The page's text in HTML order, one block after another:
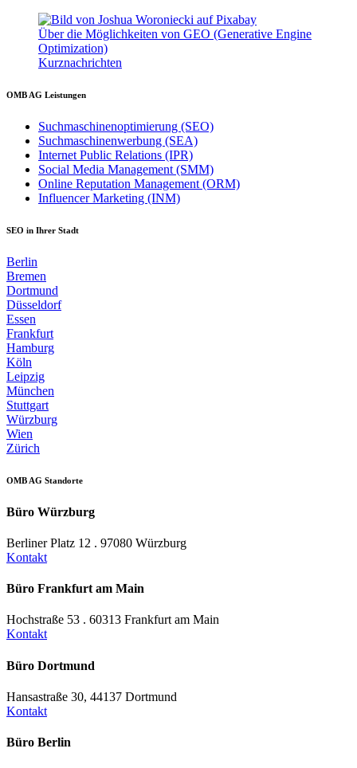
Über die Möglichkeiten von GEO (Generative Engine
Optimization)
Kurznachrichten
OMB AG Leistungen
Suchmaschinenoptimierung (SEO)
Suchmaschinenwerbung (SEA)
Internet Public Relations (IPR)
Social Media Management (SMM)
Online Reputation Management (ORM)
Influencer Marketing (INM)
SEO in Ihrer Stadt
Berlin
Bremen
Dortmund
Düsseldorf
Essen
Frankfurt
Hamburg
Köln
Leipzig
München
Stuttgart
Würzburg
Wien
Zürich
OMB AG Standorte
Büro Würzburg
Berliner Platz 12 . 97080 Würzburg
Kontakt
Büro Frankfurt am Main
Hochstraße 53 . 60313 Frankfurt am Main
Kontakt
Büro Dortmund
Hansastraße 30, 44137 Dortmund
Kontakt
Büro Berlin